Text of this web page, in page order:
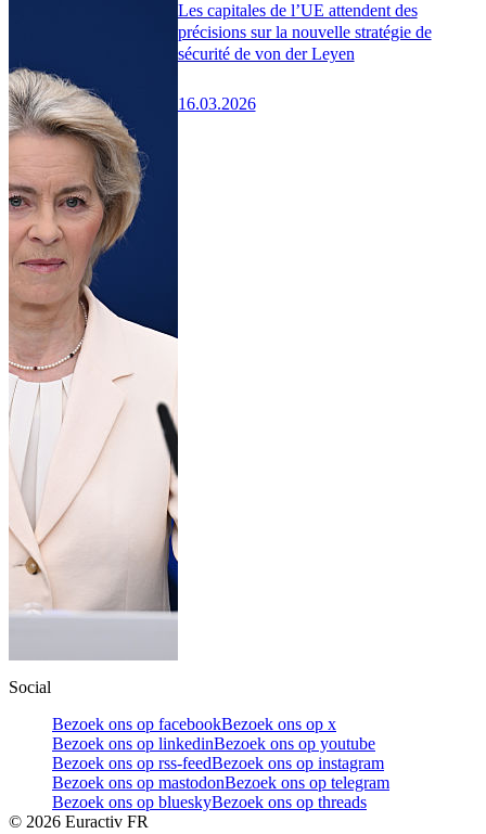
Les capitales de l’UE attendent des
précisions sur la nouvelle stratégie de
sécurité de von der Leyen
16.03.2026
Social
Bezoek ons op facebookBezoek ons op x
Bezoek ons op linkedinBezoek ons op youtube
Bezoek ons op rss-feedBezoek ons op instagram
Bezoek ons op mastodonBezoek ons op telegram
Bezoek ons op blueskyBezoek ons op threads
© 2026 Euractiv FR